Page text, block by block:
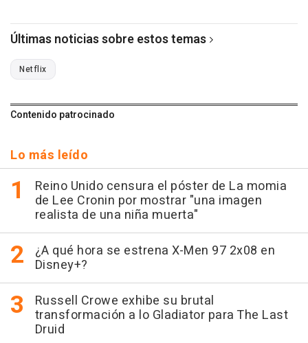
Últimas noticias sobre estos temas
Netflix
Contenido patrocinado
Lo más leído
Reino Unido censura el póster de La momia
de Lee Cronin por mostrar "una imagen
realista de una niña muerta"
¿A qué hora se estrena X-Men 97 2x08 en
Disney+?
Russell Crowe exhibe su brutal
transformación a lo Gladiator para The Last
Druid